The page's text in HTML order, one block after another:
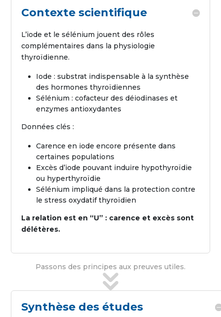
Contexte scientifique
L’iode et le sélénium jouent des rôles
complémentaires dans la physiologie
thyroïdienne.
Iode : substrat indispensable à la synthèse
des hormones thyroïdiennes
Sélénium : cofacteur des déiodinases et
enzymes antioxydantes
Données clés :
Carence en iode encore présente dans
certaines populations
Excès d’iode pouvant induire hypothyroïdie
ou hyperthyroïdie
Sélénium impliqué dans la protection contre
le stress oxydatif thyroïdien
La relation est en “U” : carence et excès sont
délétères.
Passons des principes aux preuves utiles.
Synthèse des études